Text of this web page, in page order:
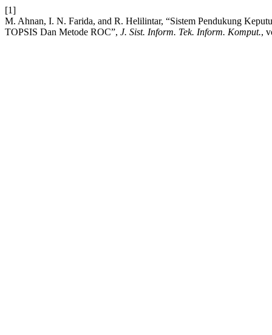
[1]
M. Ahnan, I. N. Farida, and R. Helilintar, “Sistem Pendukung
TOPSIS Dan Metode ROC”, J. Sist. Inform. Tek. Inform. Komput.,